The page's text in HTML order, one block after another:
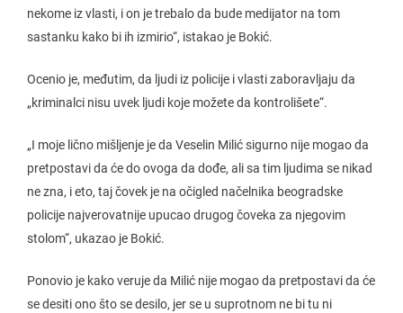
nekome iz vlasti, i on je trebalo da bude medijator na tom
sastanku kako bi ih izmirio“, istakao je Bokić.
Ocenio je, međutim, da ljudi iz policije i vlasti zaboravljaju da
„kriminalci nisu uvek ljudi koje možete da kontrolišete“.
„I moje lično mišljenje je da Veselin Milić sigurno nije mogao da
pretpostavi da će do ovoga da dođe, ali sa tim ljudima se nikad
ne zna, i eto, taj čovek je na očigled načelnika beogradske
policije najverovatnije upucao drugog čoveka za njegovim
stolom“, ukazao je Bokić.
Ponovio je kako veruje da Milić nije mogao da pretpostavi da će
se desiti ono što se desilo, jer se u suprotnom ne bi tu ni